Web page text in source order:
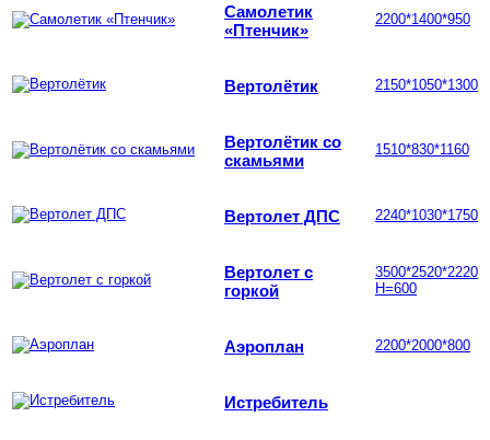
Самолетик
«Птенчик»
2200*1400*950
Вертолётик 2150*1050*1300
Вертолётик со
скамьями
1510*830*1160
Вертолет ДПС 2240*1030*1750
Вертолет с
горкой
3500*2520*2220
Н=600
Аэроплан 2200*2000*800
Истребитель